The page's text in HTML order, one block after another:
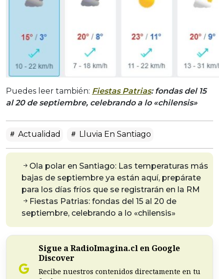
Puedes leer también: Fiestas Patrias: fondas del 15
al 20 de septiembre, celebrando a lo «chilensis»
Actualidad Lluvia En Santiago
Ola polar en Santiago: Las temperaturas más
bajas de septiembre ya están aquí, prepárate
para los días fríos que se registrarán en la RM
Fiestas Patrias: fondas del 15 al 20 de
septiembre, celebrando a lo «chilensis»
Sigue a RadioImagina.cl en Google
Discover
Recibe nuestros contenidos directamente en tu